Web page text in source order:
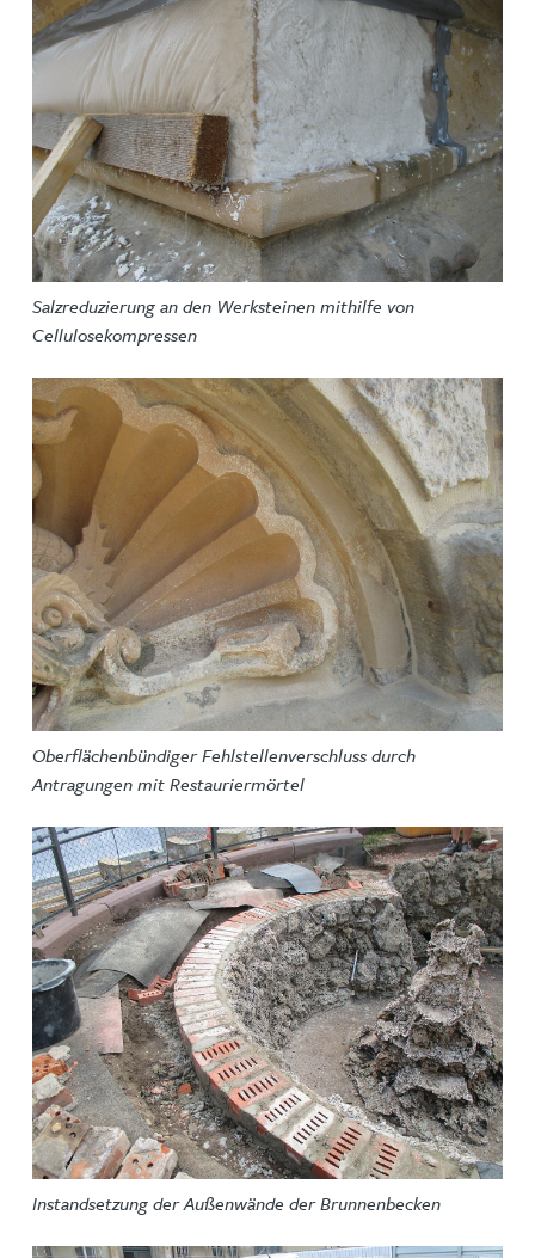
Salzreduzierung an den Werksteinen mithilfe von
Cellulosekompressen
Oberflächenbündiger Fehlstellenverschluss durch
Antragungen mit Restauriermörtel
Instandsetzung der Außenwände der Brunnenbecken